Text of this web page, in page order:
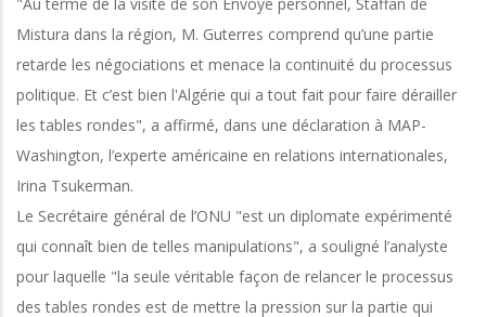
Mistura dans la région, M. Guterres comprend qu’une partie
retarde les négociations et menace la continuité du processus
politique. Et c’est bien l'Algérie qui a tout fait pour faire dérailler
les tables rondes", a affirmé, dans une déclaration à MAP-
Washington, l’experte américaine en relations internationales,
Irina Tsukerman.
Le Secrétaire général de l’ONU "est un diplomate expérimenté
qui connaît bien de telles manipulations", a souligné l’analyste
pour laquelle "la seule véritable façon de relancer le processus
des tables rondes est de mettre la pression sur la partie qui